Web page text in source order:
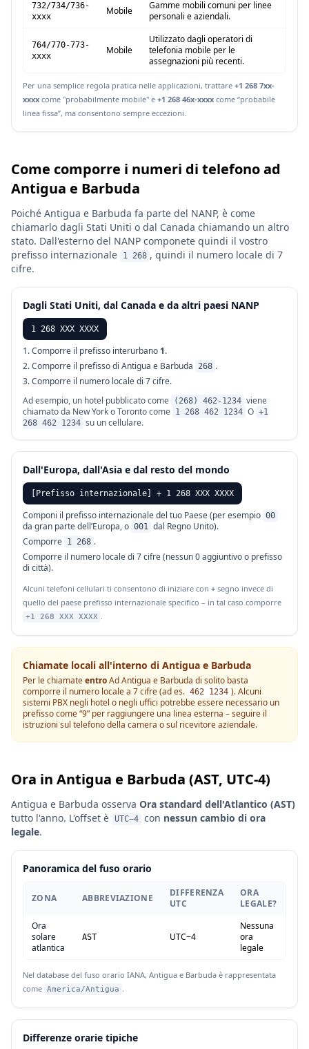
732/734/736-
xxxx
Mobile
Gamme mobili comuni per linee
personali e aziendali.
764/770-773-
xxxx
Mobile
Utilizzato dagli operatori di
telefonia mobile per le
assegnazioni più recenti.
Per una semplice regola pratica nelle applicazioni, trattare +1 268 7xx-
xxxx come "probabilmente mobile" e +1 268 46x-xxxx come “probabile
linea fissa”, ma consentono sempre eccezioni.
Come comporre i numeri di telefono ad
Antigua e Barbuda
Poiché Antigua e Barbuda fa parte del NANP, è come
chiamarlo dagli Stati Uniti o dal Canada chiamando un altro
stato. Dall'esterno del NANP componete quindi il vostro
prefisso internazionale
1 268 , quindi il numero locale di 7
cifre.
Dagli Stati Uniti, dal Canada e da altri paesi NANP
1 268 XXX XXXX
Comporre il prefisso interurbano 1.
Comporre il prefisso di Antigua e Barbuda
268 .
Comporre il numero locale di 7 cifre.
Ad esempio, un hotel pubblicato come
(268) 462-1234 viene
chiamato da New York o Toronto come 1 268 462 1234 O +1
268 462 1234 su un cellulare.
Dall'Europa, dall'Asia e dal resto del mondo
[Prefisso internazionale] + 1 268 XXX XXXX
Componi il prefisso internazionale del tuo Paese (per esempio 00
da gran parte dell’Europa, o 001 dal Regno Unito).
Comporre 1 268 .
Comporre il numero locale di 7 cifre (nessun 0 aggiuntivo o prefisso
di città).
Alcuni telefoni cellulari ti consentono di iniziare con + segno invece di
quello del paese prefisso internazionale specifico – in tal caso comporre
+1 268 XXX XXXX .
Chiamate locali all'interno di Antigua e Barbuda
Per le chiamateentroAd Antigua e Barbuda di solito basta
comporre il numero locale a 7 cifre (ad es. 462 1234 ). Alcuni
sistemi PBX negli hotel o negli uffici potrebbe essere necessario un
prefisso come “9” per raggiungere una linea esterna – seguire il
istruzioni sul telefono della camera o sul ricevitore aziendale.
Ora in Antigua e Barbuda (AST, UTC-4)
Antigua e Barbuda osserva Ora standard dell'Atlantico (AST)
tutto l'anno. L'offset è UTC−4 con nessun cambio di ora
legale.
Panoramica del fuso orario
ZONA ABBREVIAZIONE
DIFFERENZA
UTC
ORA
LEGALE?
Ora
solare
atlantica
AST UTC−4
Nessuna
ora
legale
Nel database del fuso orario IANA, Antigua e Barbuda è rappresentata
come America/Antigua .
Differenze orarie tipiche